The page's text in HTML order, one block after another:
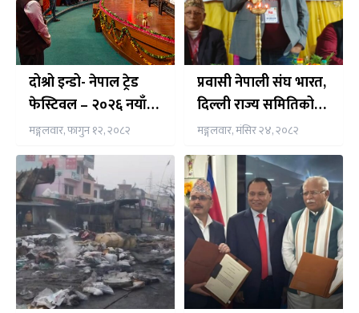
दोश्रो इन्डो- नेपाल ट्रेड
फेस्टिवल – २०२६ नयाँ
दिल्लीमा भव्यरुपमा
सम्पन्न,
मङ्गलवार, फागुन १२, २०८२
प्रवासी नेपाली संघ भारत,
दिल्ली राज्य समितिको
१३औं अधिवेशन सम्पन्न
मङ्गलवार, मंसिर २४, २०८२